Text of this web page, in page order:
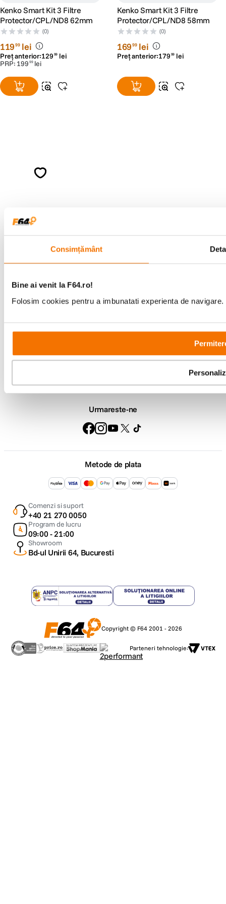
Consimțământ
Bine ai venit la F64.ro!
Folosim cookies pentru a imbunatati experienta de
Astfel, nu va fi nevoie sa curatati filtrul pentru o perioada lunga de timp, iar
intretinerea va deveni incredibil de usoara si mai sigura.
Kenko Smart Kit 3 Filtre
Protector/CPL/ND8 62mm
(0)
11999 lei
Preț anterior:129 99 lei
PRP: 199 99 lei
Kenko Smart Kit 3 Filtre
Protector/CPL/ND8 58mm
(0)
16999 lei
Preț anterior:179 99 lei
Comenzi si livrare
Urmareste-ne
Metode de plata
Comenzi si suport
+40 21 270 0050
Program de lucru
09:00 - 21:00
Showroom
Bd-ul Unirii 64, Bucuresti
Copyright © F64 2001 - 2026
Parteneri tehnologie: